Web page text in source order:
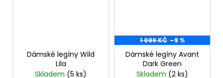
Dámské legíny Wild
Lila
Skladem (5 ks)
1 099 KČ –9 %
Dámské legíny Avant
Dark Green
Skladem (2 ks)